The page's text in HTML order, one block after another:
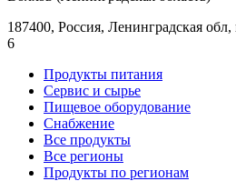
187400, Россия, Ленинградская
6
Продукты питания
Сервис и сырье
Пищевое оборудование
Снабжение
Все продукты
Все регионы
Продукты по регионам